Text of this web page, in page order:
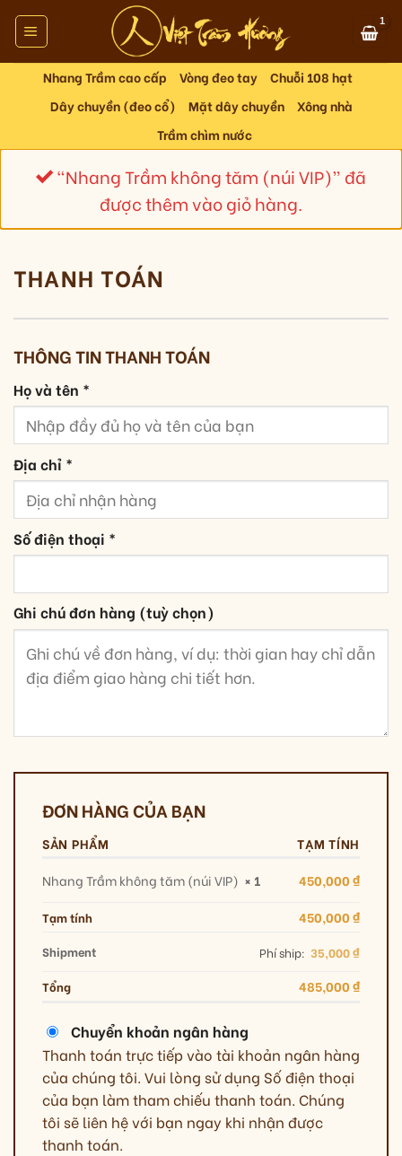
Skip
content
Nhang Trầm cao cấp Vòng đeo tay
Chuỗi 108 hạt
Dây chuyền (đeo cổ)
Mặt dây chuyền
Xông nhà
Trầm chìm nước
“Nhang Trầm không tăm (núi VIP)” đã
được thêm vào giỏ hàng.
THANH TOÁN
THÔNG TIN THANH TOÁN
Họ và tên *
Địa chỉ *
Số điện thoại *
Ghi chú đơn hàng (tuỳ chọn)
ĐƠN HÀNG CỦA BẠN
SẢN PHẨM
TẠM TÍNH
Nhang Trầm không tăm (núi VIP) × 1 450,000₫
Tạm tính 450,000₫
Shipment Phí ship: 35,000₫
Tổng 485,000₫
Chuyển khoản ngân hàng
Thanh toán trực tiếp vào tài khoản ngân hàng
của chúng tôi. Vui lòng sử dụng Số điện thoại
của bạn làm tham chiếu thanh toán. Chúng
tôi sẽ liên hệ với bạn ngay khi nhận được
thanh toán.